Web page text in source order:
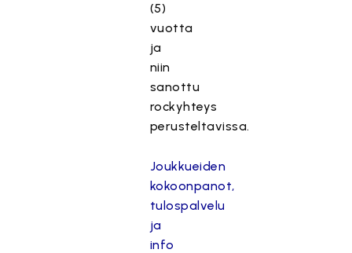
(5)
vuotta
ja
niin
sanottu
rockyhteys
perusteltavissa.
Joukkueiden
kokoonpanot,
tulospalvelu
ja
info